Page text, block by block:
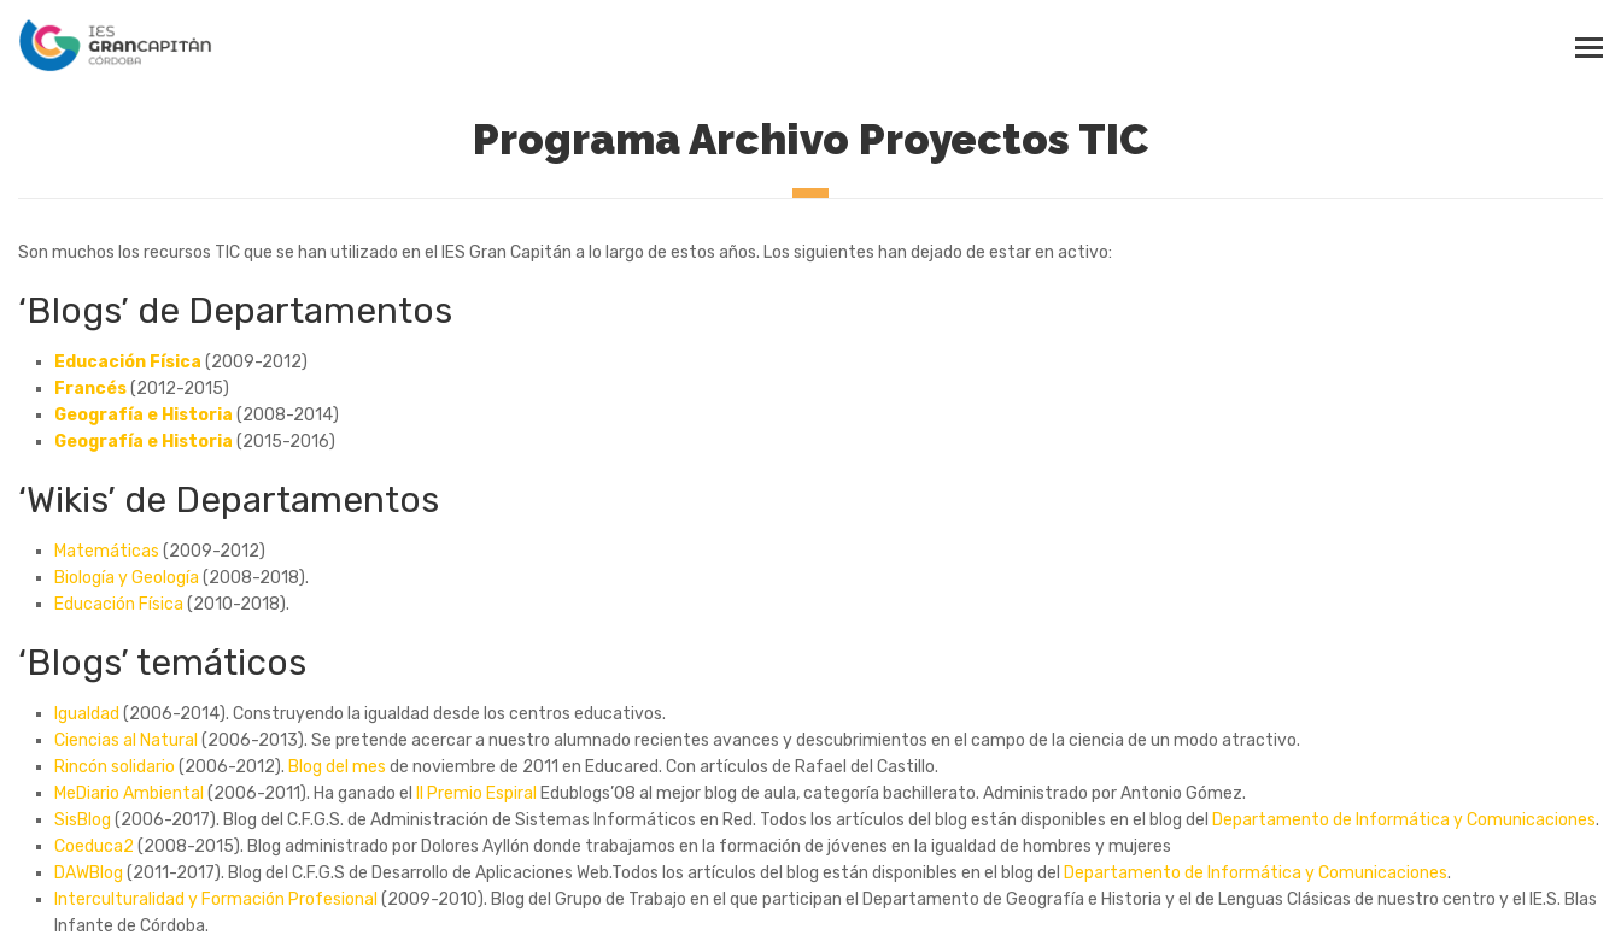
Programa Archivo Proyectos TIC
Son muchos los recursos TIC que se han utilizado en el IES Gran Capitán a lo largo de estos años. Los siguientes han dejado de estar en activo:
‘Blogs’ de Departamentos
Educación Física (2009-2012)
Francés(2012-2015)
Geografía e Historia (2008-2014)
Geografía e Historia (2015-2016)
‘Wikis’ de Departamentos
Matemáticas (2009-2012)
Biología y Geología (2008-2018).
Educación Física (2010-2018).
‘Blogs’ temáticos
Igualdad (2006-2014). Construyendo la igualdad desde los centros educativos.
Ciencias al Natural (2006-2013). Se pretende acercar a nuestro alumnado recientes avances y descubrimientos en el campo de la ciencia de un modo atractivo.
Rincón solidario (2006-2012). Blog del mes de noviembre de 2011 en Educared. Con artículos de Rafael del Castillo.
MeDiario Ambiental (2006-2011). Ha ganado el II Premio Espiral Edublogs’08 al mejor blog de aula, categoría bachillerato. Administrado por Antonio Gómez.
SisBlog (2006-2017). Blog del C.F.G.S. de Administración de Sistemas Informáticos en Red. Todos los artículos del blog están disponibles en el blog del Departamento de Informática y Comunicaciones.
Coeduca2 (2008-2015). Blog administrado por Dolores Ayllón donde trabajamos en la formación de jóvenes en la igualdad de hombres y mujeres
DAWBlog (2011-2017). Blog del C.F.G.S de Desarrollo de Aplicaciones Web.Todos los artículos del blog están disponibles en el blog del Departamento de Informática y Comunicaciones.
Interculturalidad y Formación Profesional (2009-2010). Blog del Grupo de Trabajo en el que participan el Departamento de Geografía e Historia y el de Lenguas Clásicas de nuestro centro y el IE.S. Blas
Infante de Córdoba.